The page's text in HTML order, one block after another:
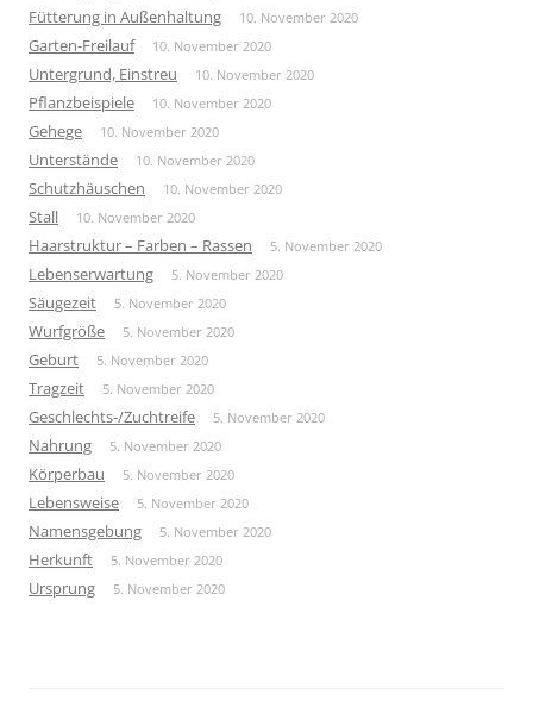
Fütterung in Außenhaltung 10. November 2020
Garten-Freilauf 10. November 2020
Untergrund, Einstreu 10. November 2020
Pflanzbeispiele 10. November 2020
Gehege 10. November 2020
Unterstände 10. November 2020
Schutzhäuschen 10. November 2020
Stall 10. November 2020
Haarstruktur – Farben – Rassen 5. November 2020
Lebenserwartung 5. November 2020
Säugezeit 5. November 2020
Wurfgröße 5. November 2020
Geburt 5. November 2020
Tragzeit 5. November 2020
Geschlechts-/Zuchtreife 5. November 2020
Nahrung 5. November 2020
Körperbau 5. November 2020
Lebensweise 5. November 2020
Namensgebung 5. November 2020
Herkunft 5. November 2020
Ursprung 5. November 2020